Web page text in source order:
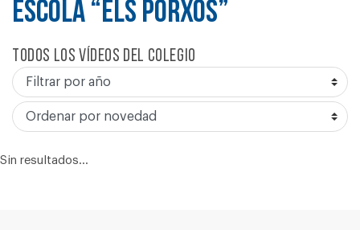
ESCOLA “ELS PORXOS”
Todos los vídeos del colegio
Sin resultados...